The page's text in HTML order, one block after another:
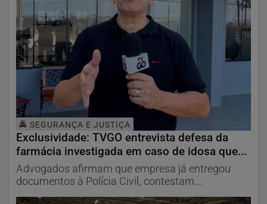
🚔 SEGURANÇA E JUSTIÇA
Exclusividade: TVGO entrevista defesa da
farmácia investigada em caso de idosa que...
Advogados afirmam que empresa já entregou
documentos à Polícia Civil, contestam...